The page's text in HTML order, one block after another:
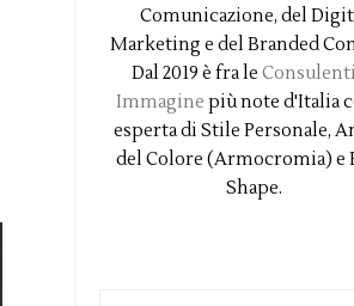
Comunicazione, del
Marketing e del Branded
Dal 2019 è fra le
Immagine più note d'Italia
esperta di Stile Personale,
del Colore (Armocromia) e
Shape.